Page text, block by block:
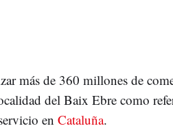
más de 360 millones de
del Baix Ebre como
en Cataluña.